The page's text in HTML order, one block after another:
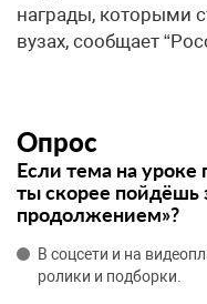
награды, которыми
вузах, сообщает
Опрос
Если тема на уроке
ты скорее пойдёшь
продолжением»?
В соцсети и на
ролики и подборки.